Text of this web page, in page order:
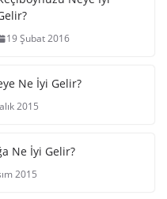
19 Şubat 2016
Ne İyi Gelir?
2015
Ne İyi Gelir?
2015